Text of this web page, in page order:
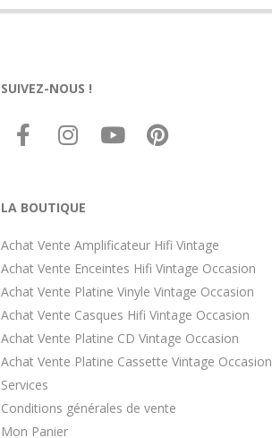
SUIVEZ-NOUS !
LA BOUTIQUE
Achat Vente Amplificateur Hifi Vintage
Achat Vente Enceintes Hifi Vintage Occasion
Achat Vente Platine Vinyle Vintage Occasion
Achat Vente Casques Hifi Vintage Occasion
Achat Vente Platine CD Vintage Occasion
Achat Vente Platine Cassette Vintage Occasion
Services
Conditions générales de vente
Mon Panier